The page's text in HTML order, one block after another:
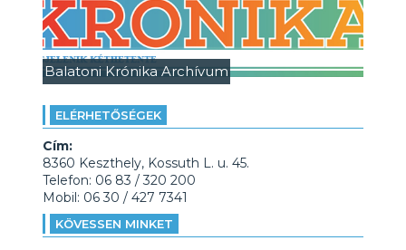
Balatoni Krónika Archívum
ELÉRHETŐSÉGEK
Cím:
8360 Keszthely, Kossuth L. u. 45.
Telefon: 06 83 / 320 200
Mobil: 06 30 / 427 7341
KÖVESSEN MINKET